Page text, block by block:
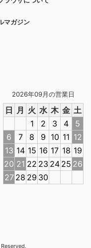
2026年09月の営業日
日 月 火 水 木 金 土
1
2 3 4
5
6
7 8 9 10 11 12
13 14 15 16 17 18 19
20 21 22 23 24 25 26
27 28 29 30
マガジン